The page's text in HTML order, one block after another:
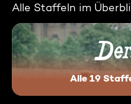
Alle Staffeln im
Alle 19